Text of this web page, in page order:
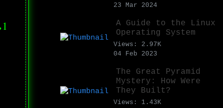
23 Mar 2024
A Guide to the Linux
Operating System
Views: 2.97K
04 Feb 2023
The Great Pyramid
Mystery: How Were
They Built?
Views: 1.43K